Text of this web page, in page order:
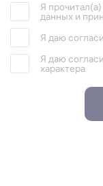
Я
данных и
Я даю
Я даю
характера